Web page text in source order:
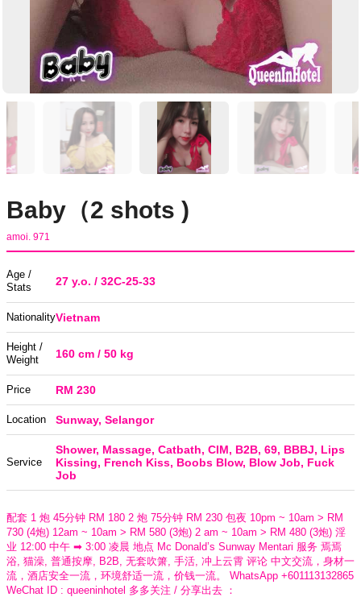
Baby（2 shots )
amoi. 971
Age /
Stats
27 y.o. / 32C-25-33
NationalityVietnam
Height /
Weight
160 cm / 50 kg
Price RM 230
Location Sunway, Selangor
Service
Shower, Massage, Catbath, CIM, B2B, 69, BBBJ, Lips
Kissing, French Kiss, Boobs Blow, Blow Job, Fuck
Job
配套 1 炮 45分钟 RM 180 2 炮 75分钟 RM 230 包夜 10pm ~ 10am > RM
730 (4炮) 12am ~ 10am > RM 580 (3炮) 2 am ~ 10am > RM 480 (3炮) 淫
业 12:00 中午 ➡ 3:00 凌晨 地点 Mc Donald’s Sunway Mentari 服务 焉焉
浴, 猫澡, 普通按摩, B2B, 无套吹箫, 手活, 冲上云霄 评论 中文交流，身材一
流，酒店安全一流，环境舒适一流，价钱一流。 WhatsApp +601113132865
WeChat ID : queeninhotel 多多关注 / 分享出去 ：